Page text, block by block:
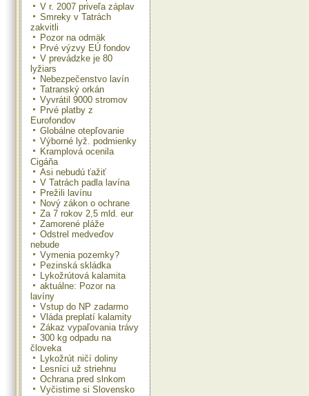
V r. 2007 priveľa záplav
Smreky v Tatrách
zakvitli
Pozor na odmäk
Prvé výzvy EÚ fondov
V prevádzke je 80
lyžiars
Nebezpečenstvo lavín
Tatranský orkán
Vyvrátil 9000 stromov
Prvé platby z
Eurofondov
Globálne otepľovanie
Výborné lyž. podmienky
Kramplová ocenila
Cigáňa
Asi nebudú ťažiť
V Tatrách padla lavína
Prežili lavínu
Nový zákon o ochrane
Za 7 rokov 2,5 mld. eur
Zamorené pláže
Odstrel medveďov
nebude
Vymenia pozemky?
Pezinská skládka
Lykožrútová kalamita
aktuálne: Pozor na
lavíny
Vstup do NP zadarmo
Vláda preplatí kalamity
Zákaz vypaľovania trávy
300 kg odpadu na
človeka
Lykožrút ničí doliny
Lesníci už striehnu
Ochrana pred slnkom
Vyčistime si Slovensko